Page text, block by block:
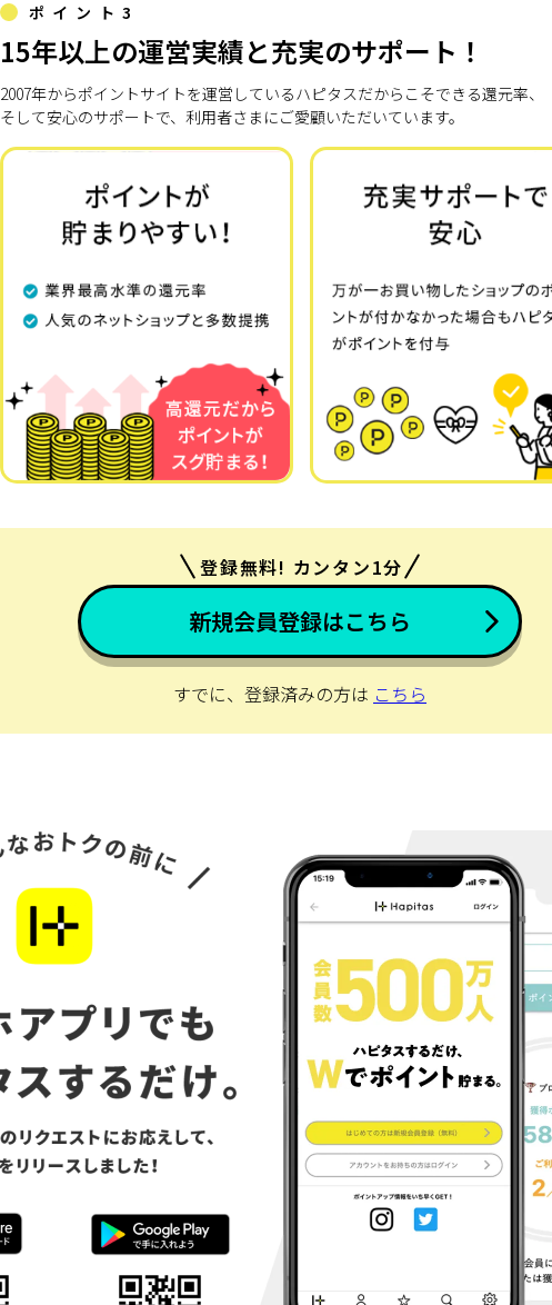
ポイント3
15年以上の運営実績と充実のサポート！
2007年からポイントサイトを運営しているハピタスだからこそできる還元率、
そして安心のサポートで、利用者さまにご愛顧いただいています。
登録無料! カンタン1分
新規会員登録はこちら
すでに、登録済みの方は こちら